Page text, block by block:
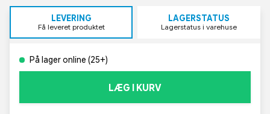
LEVERING
Få leveret produktet
LAGERSTATUS
Lagerstatus i varehuse
På lager online (25+)
LÆG I KURV